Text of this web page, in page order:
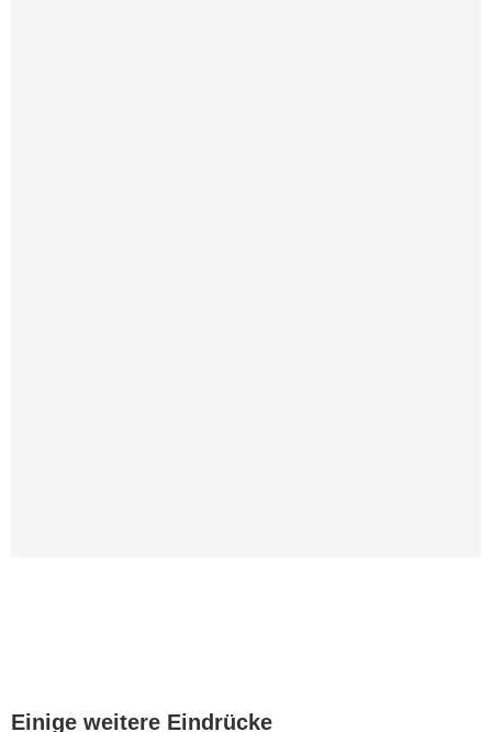
Einige weitere Eindrücke